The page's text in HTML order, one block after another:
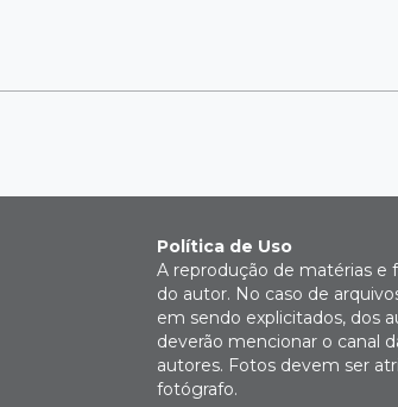
Política de Uso
A reprodução de matérias e
do autor. No caso de
em sendo explicitados, dos
deverão mencionar o canal
autores. Fotos devem ser
fotógrafo.